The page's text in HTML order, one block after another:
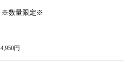
※数量限定※
4,950円